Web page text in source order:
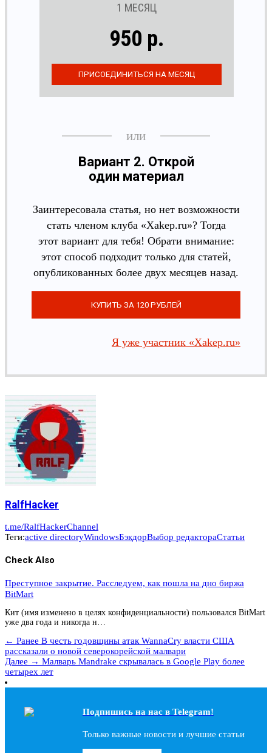
1 МЕСЯЦ
950 р.
Вариант 2. Открой
один материал
Заинтересовала статья, но нет возможности
стать членом клуба «Xakep.ru»? Тогда
этот вариант для тебя! Обрати внимание:
этот способ подходит только для статей,
опубликованных более двух месяцев назад.
Я уже участник «Xakep.ru»
RalfHacker
t.me/RalfHackerChannel
Теги:active directoryWindowsБэкдорВыбор редактораСтатьи
Check Also
Преступное закрытие. Расследуем, как пошла на дно биржа
BitMart
Кит (имя изменено в целях конфиденциальности) пользовался BitMart
уже два года и никогда н…
← Ранее В честь годовщины атак WannaCry власти США
рассказали о новой северокорейской малвари
Далее → Малварь Mandrake скрывалась в Google Play более
четырех лет
Подпишись на наc в Telegram!
Только важные новости и лучшие статьи